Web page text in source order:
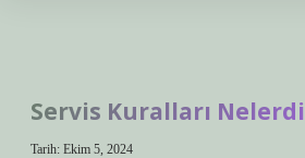
Servis Kuralları
Tarih: Ekim 5, 2024